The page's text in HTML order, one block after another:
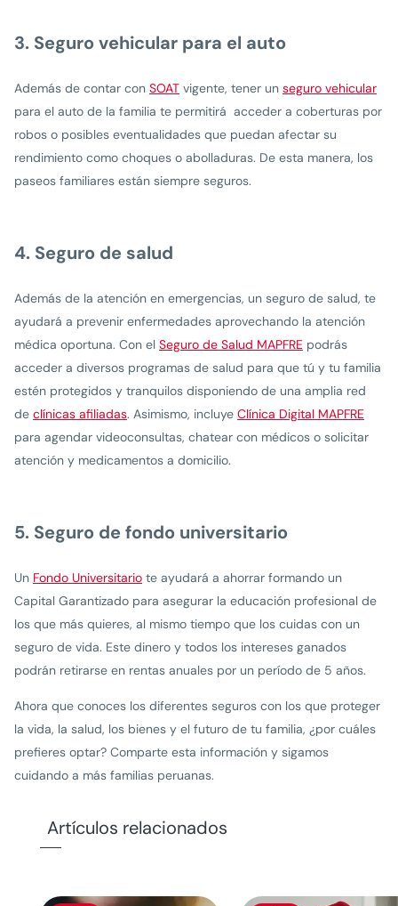
3. Seguro vehicular para el auto
Además de contar con SOAT vigente, tener un seguro vehicular
para el auto de la familia te permitirá acceder a coberturas por
robos o posibles eventualidades que puedan afectar su
rendimiento como choques o abolladuras. De esta manera, los
paseos familiares están siempre seguros.
4. Seguro de salud
Además de la atención en emergencias, un seguro de salud, te
ayudará a prevenir enfermedades aprovechando la atención
médica oportuna. Con el Seguro de Salud MAPFRE podrás
acceder a diversos programas de salud para que tú y tu familia
estén protegidos y tranquilos disponiendo de una amplia red
de clínicas afiliadas. Asimismo, incluye Clínica Digital MAPFRE
para agendar videoconsultas, chatear con médicos o solicitar
atención y medicamentos a domicilio.
5. Seguro de fondo universitario
Un Fondo Universitario te ayudará a ahorrar formando un
Capital Garantizado para asegurar la educación profesional de
los que más quieres, al mismo tiempo que los cuidas con un
seguro de vida. Este dinero y todos los intereses ganados
podrán retirarse en rentas anuales por un período de 5 años.
Ahora que conoces los diferentes seguros con los que proteger
la vida, la salud, los bienes y el futuro de tu familia, ¿por cuáles
prefieres optar? Comparte esta información y sigamos
cuidando a más familias peruanas.
Artículos relacionados